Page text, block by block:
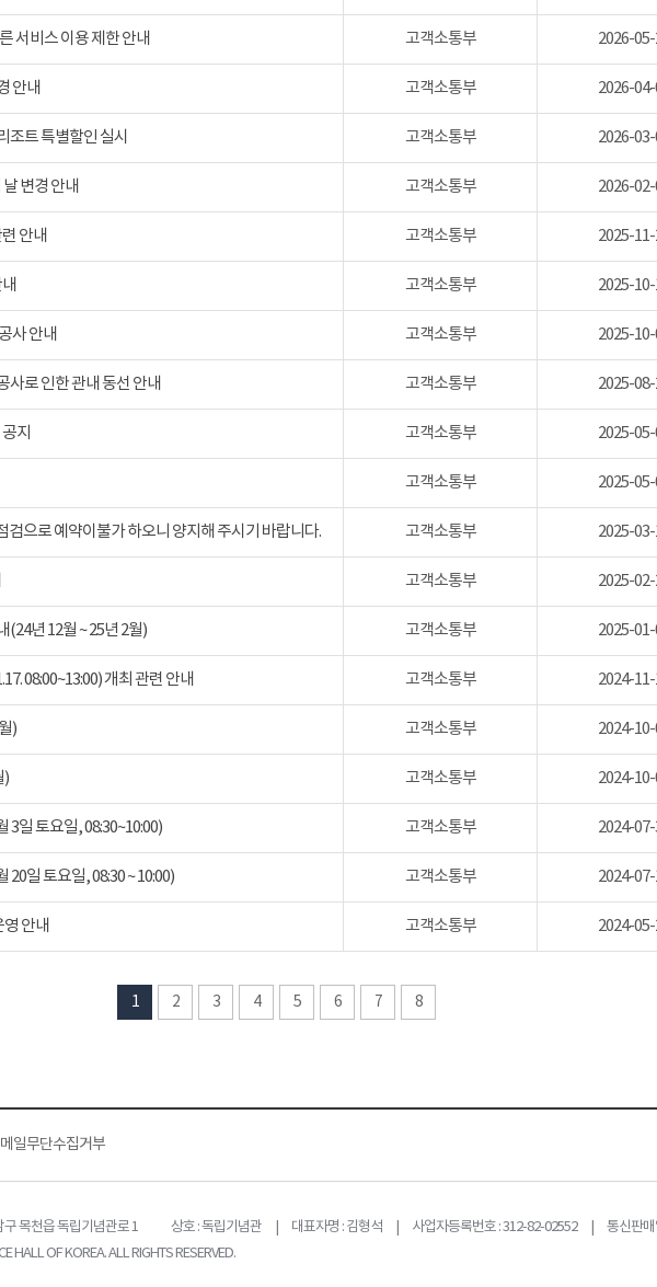
서비스 이용 제한 안내 고객소통부 2026-
안내 고객소통부 2026-
조트 특별할인 실시 고객소통부 2026-03-
변경 안내 고객소통부 2026-
안내 고객소통부 2025-11-
고객소통부 2025-
사 안내 고객소통부 2025-
사로 인한 관내 동선 안내 고객소통부 2025-
지 고객소통부 2025-
고객소통부 2025-
검으로 예약이불가 하오니 양지해 주시기 바랍니다. 고객소통부 2025-03-
고객소통부 2025-
(24년 12월 ~ 25년 2월) 고객소통부 2025-
08:00~13:00) 개최 관련 안내 고객소통부 2024-
) 고객소통부 2024-
) 고객소통부 2024-
3일 토요일, 08:30~10:00) 고객소통부 2024-
일 토요일, 08:30 ~ 10:00) 고객소통부 2024-
안내 고객소통부 2024-05-
1 2 3 4 5 6 7 8
일무단수집거부
목천읍 독립기념관로 1
상호 : 독립기념관 | 대표자명 : 김형석 | 사업자등록번호 : 312-82-02552 | 통신판매
HALL OF KOREA. ALL RIGHTS RESERVED.